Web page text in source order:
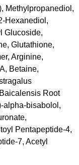
Methylpropanediol,
Hexanediol,
Glucoside,
Glutathione,
Arginine,
Betaine,
Root
alpha-bisabolol,
Pentapeptide-4,
7, Acetyl